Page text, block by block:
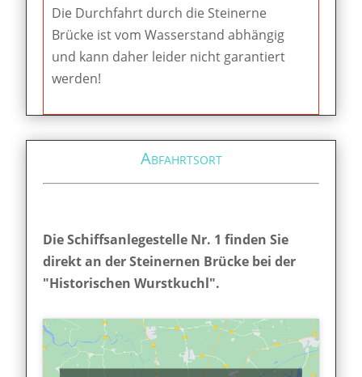
Die Durchfahrt durch die Steinerne
Brücke ist vom Wasserstand abhängig
und kann daher leider nicht garantiert
werden!
Abfahrtsort
Die Schiffsanlegestelle Nr. 1 finden Sie
direkt an der Steinernen Brücke bei der
"Historischen Wurstkuchl".